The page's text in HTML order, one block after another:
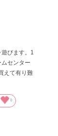
びます。1
センター
えて有り難
0